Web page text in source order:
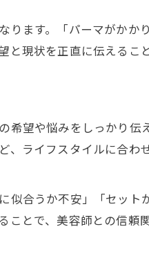
ト集
本
グ法
夫
ります。「パーマがかか
現状を正直に伝えるこ
希望や悩みをしっかり伝
ライフスタイルに合わ
合うか不安」「セット
とで、美容師との信頼